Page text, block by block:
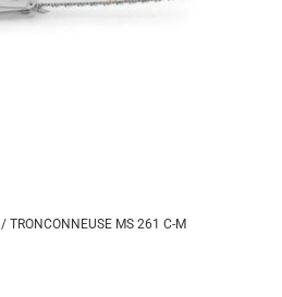
/ TRONCONNEUSE MS 261 C-M